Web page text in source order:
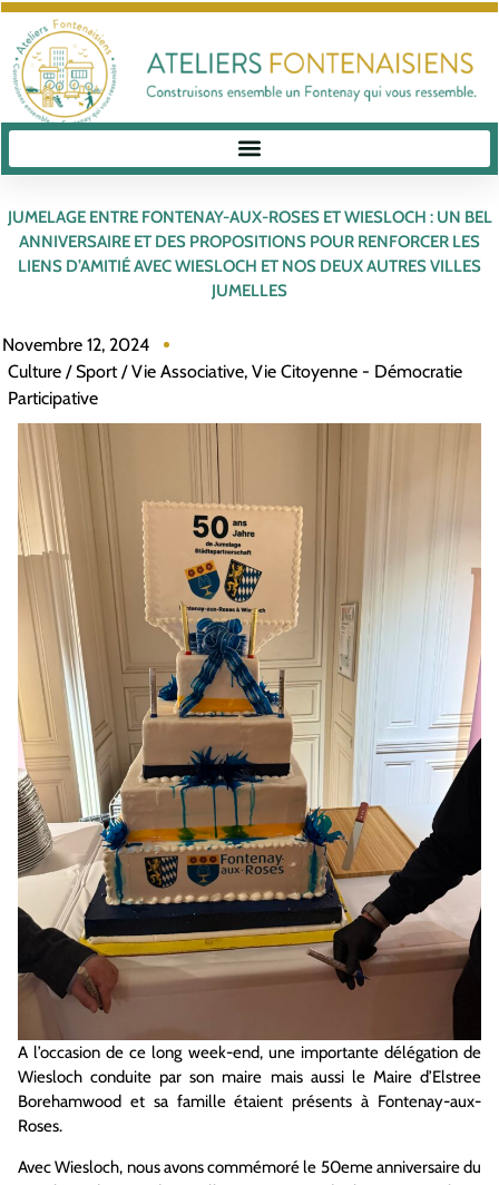
JUMELAGE ENTRE FONTENAY-AUX-ROSES ET WIESLOCH : UN BEL
ANNIVERSAIRE ET DES PROPOSITIONS POUR RENFORCER LES
LIENS D’AMITIÉ AVEC WIESLOCH ET NOS DEUX AUTRES VILLES
JUMELLES
Novembre 12, 2024
Culture / Sport / Vie Associative, Vie Citoyenne - Démocratie
Participative
A l’occasion de ce long week-end, une importante délégation de
Wiesloch conduite par son maire mais aussi le Maire d’Elstree
Borehamwood et sa famille étaient présents à Fontenay-aux-
Roses.
Avec Wiesloch, nous avons commémoré le 50eme anniversaire du